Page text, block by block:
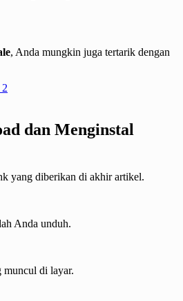
, Anda mungkin juga tertarik dengan
dan Menginstal
yang diberikan di akhir artikel.
Anda unduh.
muncul di layar.